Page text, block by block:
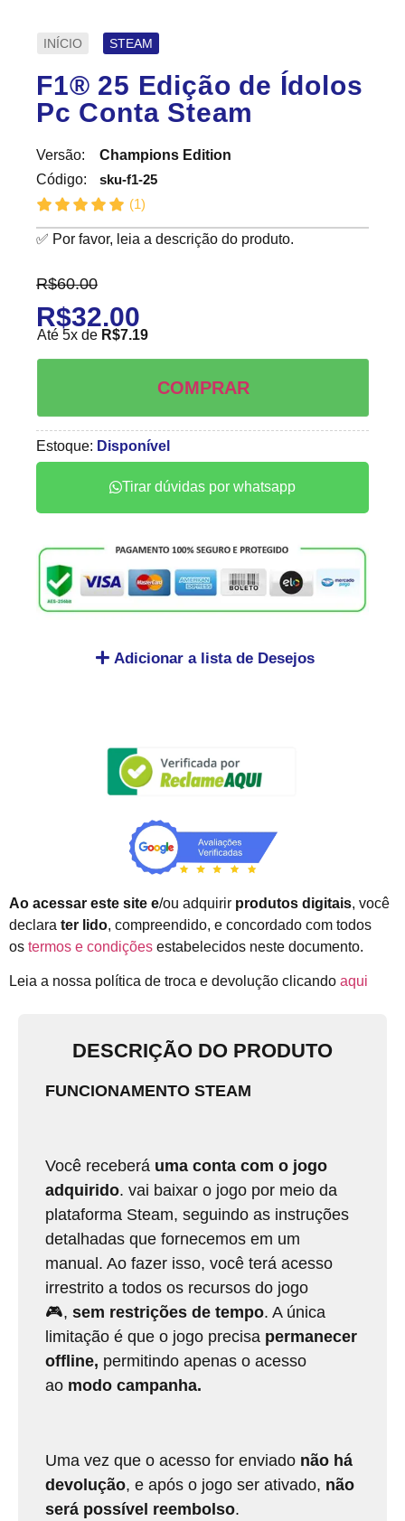
INÍCIO STEAM
F1® 25 Edição de Ídolos
Pc Conta Steam
Versão:
Código:
Champions Edition
sku-f1-25
(1)
✅ Por favor, leia a descrição do produto.
R$60.00
R$32.00
Até 5x de R$7.19
COMPRAR
Estoque: Disponível
Tirar dúvidas por whatsapp
Adicionar a lista de Desejos
Ao acessar este site e/ou adquirir produtos digitais, você
declara ter lido, compreendido, e concordado com todos
os termos e condições estabelecidos neste documento.
Leia a nossa política de troca e devolução clicando aqui
DESCRIÇÃO DO PRODUTO
FUNCIONAMENTO STEAM
Você receberá uma conta com o jogo
adquirido. vai baixar o jogo por meio da
plataforma Steam, seguindo as instruções
detalhadas que fornecemos em um
manual. Ao fazer isso, você terá acesso
irrestrito a todos os recursos do jogo
🎮, sem restrições de tempo. A única
limitação é que o jogo precisa permanecer
offline, permitindo apenas o acesso
ao modo campanha.
Uma vez que o acesso for enviado não há
devolução, e após o jogo ser ativado, não
será possível reembolso.